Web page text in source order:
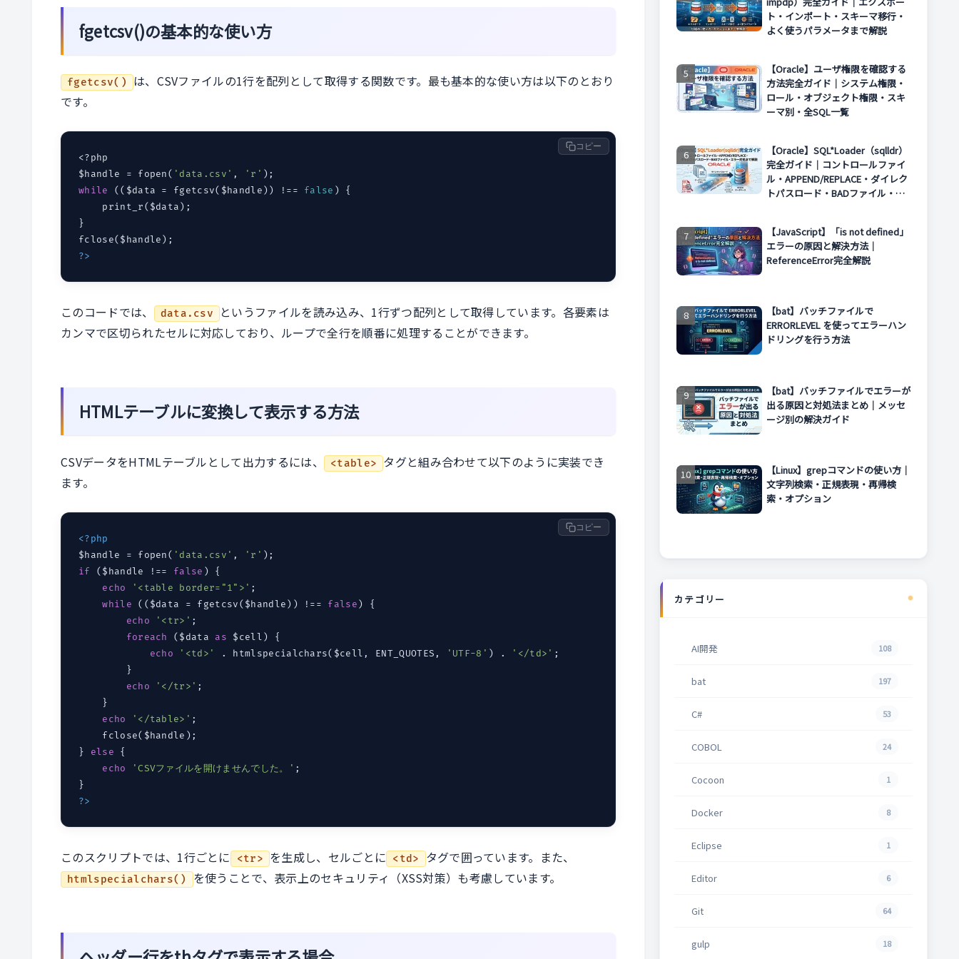
fgetcsv()の基本的な使い方
fgetcsv()
は、CSVファイルの1行を配列として取得する関数です。最も基本的な使い方は以下のとおり
です。
<?php
$handle = fopen( 'data.csv' , 'r'
while
(($data = fgetcsv($handle)) !== false ) {
    print_r($data);
}
?>
コピー
このコードでは、 data.csv
というファイルを読み込み、1行ずつ配列として取得しています。各要素は
カンマで区切られたセルに対応しており、ループで全行を順番に処理することができます。
HTMLテーブルに変換して表示する方法
CSVデータをHTMLテーブルとして出力するには、 <table>
タグと組み合わせて以下のように実装でき
ます。
<?php
$handle = fopen( 'data.csv' , 'r'
if
($handle !== false ) {
echo
'<table border="1">' ;
while (($data = fgetcsv($handle)) !== false) {
echo
'<tr>' ;
foreach
($data as $cell) {
echo
'<td>' . htmlspecialchars($cell, ENT_QUOTES, 'UTF-8' ) . '</td>' ;
        }
echo
'</tr>' ;
    }
echo
'</table>' ;
    fclose($handle);
} else {
echo
'CSVファイルを開けませんでした。' ;
?>
コピー
このスクリプトでは、1行ごとに <tr> を生成し、セルごとに <td> タグで囲っています。また、
htmlspecialchars() を使うことで、表示上のセキュリティ（XSS対策）も考慮しています。
ト・インポート・スキーマ移行・
よく使うパラメータまで解説
【Oracle】ユーザ権限を確認する
方法完全ガイド｜システム権限・
ロール・オブジェクト権限・スキ
ーマ別・全SQL一覧
【Oracle】SQL*Loader（sqlldr）
完全ガイド｜コントロールファイ
ル・APPEND/REPLACE・ダイレク
トパスロード・BADファイル・エ
【JavaScript】「is not defined」
エラーの原因と解決方法｜
ReferenceError完全解説
【bat】バッチファイルで
ERRORLEVEL を使ってエラーハン
ドリングを行う方法
【bat】バッチファイルでエラーが
出る原因と対処法まとめ｜メッセ
ージ別の解決ガイド
【Linux】grepコマンドの使い方｜
文字列検索・正規表現・再帰検
索・オプション
カテゴリー
AI開発 108
bat 197
C# 53
COBOL 24
Cocoon 1
Docker 8
Eclipse 1
Editor 6
Git 64
gulp 18